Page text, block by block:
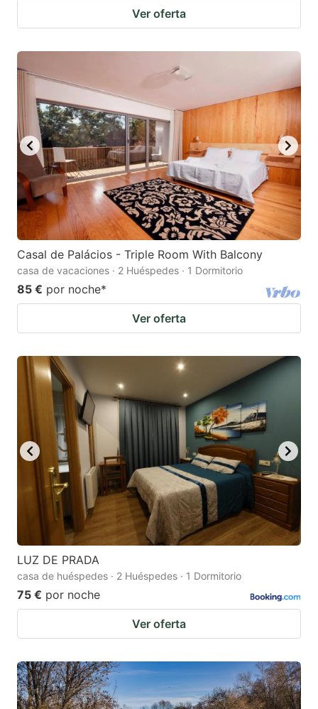
Ver oferta
Casal de Palácios - Triple Room With Balcony
casa de vacaciones · 2 Huéspedes · 1 Dormitorio
85 € por noche*
Ver oferta
LUZ DE PRADA
casa de huéspedes · 2 Huéspedes · 1 Dormitorio
75 € por noche
Ver oferta